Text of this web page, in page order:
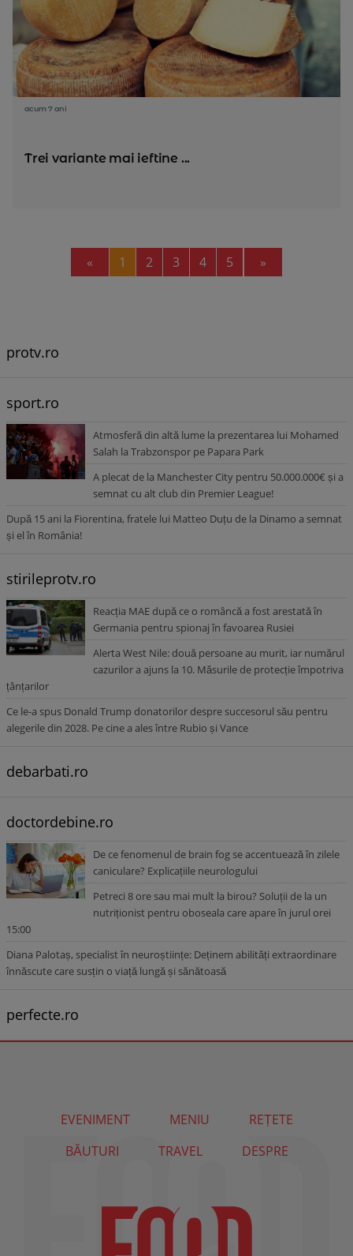
acum 7 ani
Trei variante mai ieftine ...
« Previous
1 2 3 4 5 »
protv.ro
sport.ro
Atmosferă din altă lume la prezentarea lui Mohamed
Salah la Trabzonspor pe Papara Park
A plecat de la Manchester City pentru 50.000.000€ și a
semnat cu alt club din Premier League!
După 15 ani la Fiorentina, fratele lui Matteo Duțu de la Dinamo a semnat
și el în România!
stirileprotv.ro
Reacția MAE după ce o româncă a fost arestată în
Germania pentru spionaj în favoarea Rusiei
Alerta West Nile: două persoane au murit, iar numărul
cazurilor a ajuns la 10. Măsurile de protecție împotriva
țânțarilor
Ce le-a spus Donald Trump donatorilor despre succesorul său pentru
alegerile din 2028. Pe cine a ales între Rubio și Vance
debarbati.ro
doctordebine.ro
De ce fenomenul de brain fog se accentuează în zilele
caniculare? Explicațiile neurologului
Petreci 8 ore sau mai mult la birou? Soluții de la un
nutriționist pentru oboseala care apare în jurul orei
15:00
Diana Palotaș, specialist în neuroștiințe: Deținem abilități extraordinare
înnăscute care susțin o viață lungă și sănătoasă
perfecte.ro
EVENIMENT MENIU
REȚETE
BĂUTURI
TRAVEL DESPRE